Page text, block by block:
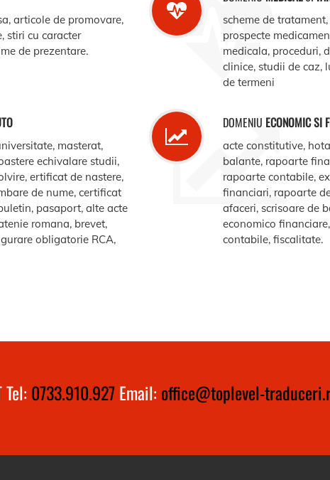
articole de promovare,
stiri cu caracter
de prezentare.
scheme de
prospecte
medicala, proceduri,
clinice, studii de caz,
de termeni
masterat,
echivalare studii,
ertificat de nastere,
de nume, certificat
pasaport, alte acte
romana, brevet,
obligatorie RCA,
DOMENIU ECONOMIC SI
acte constitutive,
balante, rapoarte
rapoarte contabile,
financiari, rapoarte
afaceri, scrisoare de
economico
contabile, fiscalitate.
Tel: 0733.910.927Email: office@toplevel-